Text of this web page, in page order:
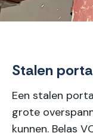
Stalen
Een stalen
grote
kunnen. Belas